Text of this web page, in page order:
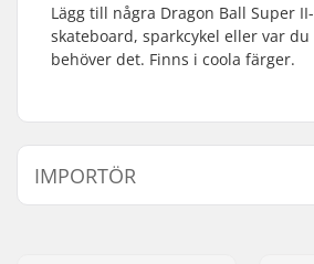
Lägg till några Dragon Ball Super
skateboard, sparkcykel eller var
behöver det. Finns i coola färger.
IMPORTÖR